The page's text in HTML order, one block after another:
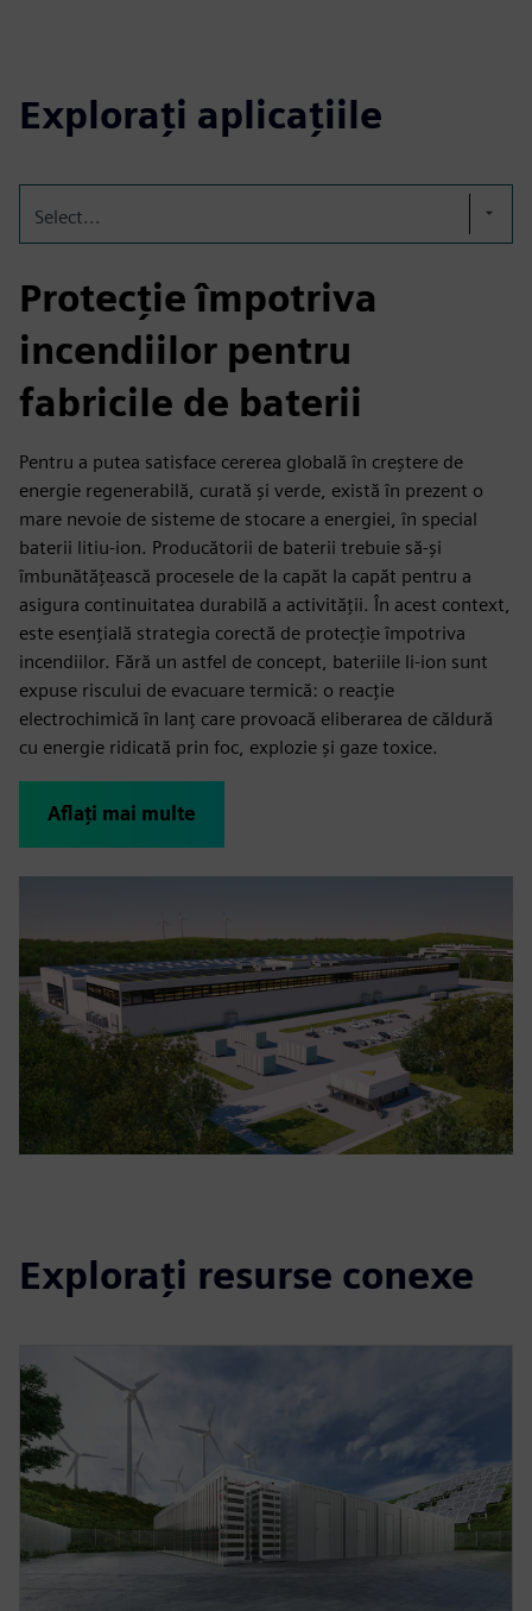
Explorați aplicațiile
Select...
Protecție împotriva
incendiilor pentru
fabricile de baterii
Pentru a putea satisface cererea globală în creștere de
energie regenerabilă, curată și verde, există în prezent o
mare nevoie de sisteme de stocare a energiei, în special
baterii litiu-ion. Producătorii de baterii trebuie să-și
îmbunătățească procesele de la capăt la capăt pentru a
asigura continuitatea durabilă a activității. În acest context,
este esențială strategia corectă de protecție împotriva
incendiilor. Fără un astfel de concept, bateriile li-ion sunt
expuse riscului de evacuare termică: o reacție
electrochimică în lanț care provoacă eliberarea de căldură
cu energie ridicată prin foc, explozie și gaze toxice.
Aflați mai multe
Explorați resurse conexe